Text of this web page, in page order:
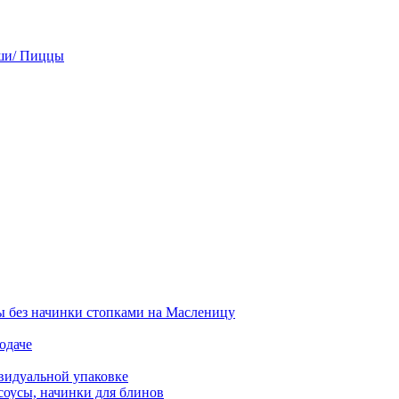
Пиццы
без начинки стопками на Масленицу
упаковке
начинки для блинов